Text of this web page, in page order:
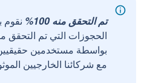
تم التحقق منه 100%
الحجوزات التي تم التحقق
مع شركائنا الخارجيين